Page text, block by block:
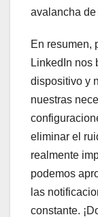
avalancha
En resumen,
LinkedIn nos
dispositivo y
nuestras
eliminar el
realmente
podemos
las
constante.